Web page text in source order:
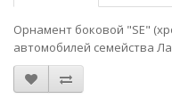
Орнамент боковой "SE"
автомобилей семейства